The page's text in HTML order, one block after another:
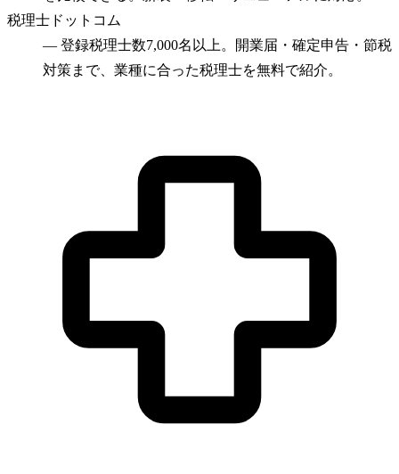
税理士ドットコム
— 登録税理士数7,000名以上。開業届・確定申告・節税
対策まで、業種に合った税理士を無料で紹介。